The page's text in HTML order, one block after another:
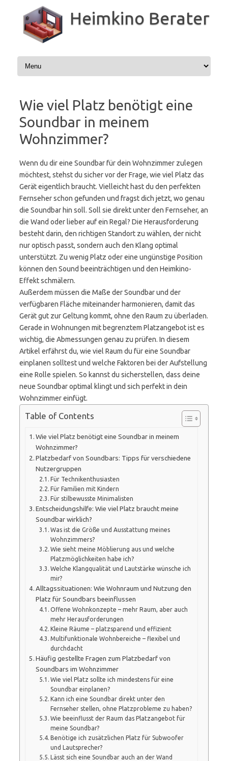
springen
Heimkino Berater
Wie viel Platz benötigt eine
Soundbar in meinem
Wohnzimmer?
Wenn du dir eine Soundbar für dein Wohnzimmer zulegen
möchtest, stehst du sicher vor der Frage, wie viel Platz das
Gerät eigentlich braucht. Vielleicht hast du den perfekten
Fernseher schon gefunden und fragst dich jetzt, wo genau
die Soundbar hin soll. Soll sie direkt unter den Fernseher, an
die Wand oder lieber auf ein Regal? Die Herausforderung
besteht darin, den richtigen Standort zu wählen, der nicht
nur optisch passt, sondern auch den Klang optimal
unterstützt. Zu wenig Platz oder eine ungünstige Position
können den Sound beeinträchtigen und den Heimkino-
Effekt schmälern.
Außerdem müssen die Maße der Soundbar und der
verfügbaren Fläche miteinander harmonieren, damit das
Gerät gut zur Geltung kommt, ohne den Raum zu überladen.
Gerade in Wohnungen mit begrenztem Platzangebot ist es
wichtig, die Abmessungen genau zu prüfen. In diesem
Artikel erfährst du, wie viel Raum du für eine Soundbar
einplanen solltest und welche Faktoren bei der Aufstellung
eine Rolle spielen. So kannst du sicherstellen, dass deine
neue Soundbar optimal klingt und sich perfekt in dein
Wohnzimmer einfügt.
Table of Contents
Wie viel Platz benötigt eine Soundbar in meinem
Wohnzimmer?
Platzbedarf von Soundbars: Tipps für verschiedene
Nutzergruppen
Für Technikenthusiasten
Für Familien mit Kindern
Für stilbewusste Minimalisten
Entscheidungshilfe: Wie viel Platz braucht meine
Soundbar wirklich?
Was ist die Größe und Ausstattung meines
Wohnzimmers?
Wie sieht meine Möblierung aus und welche
Platzmöglichkeiten habe ich?
Welche Klangqualität und Lautstärke wünsche ich
mir?
Alltagssituationen: Wie Wohnraum und Nutzung den
Platz für Soundbars beeinflussen
Offene Wohnkonzepte – mehr Raum, aber auch
mehr Herausforderungen
Kleine Räume – platzsparend und effizient
Multifunktionale Wohnbereiche – flexibel und
durchdacht
Häufig gestellte Fragen zum Platzbedarf von
Soundbars im Wohnzimmer
Wie viel Platz sollte ich mindestens für eine
Soundbar einplanen?
Kann ich eine Soundbar direkt unter den
Fernseher stellen, ohne Platzprobleme zu haben?
Wie beeinflusst der Raum das Platzangebot für
meine Soundbar?
Benötige ich zusätzlichen Platz für Subwoofer
und Lautsprecher?
Lässt sich eine Soundbar auch an der Wand